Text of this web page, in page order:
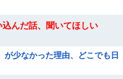
んだ話、聞いてほしい
少なかった理由、どこでも日